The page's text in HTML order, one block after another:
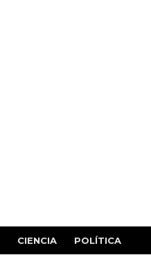
CIENCIA POLÍTICA